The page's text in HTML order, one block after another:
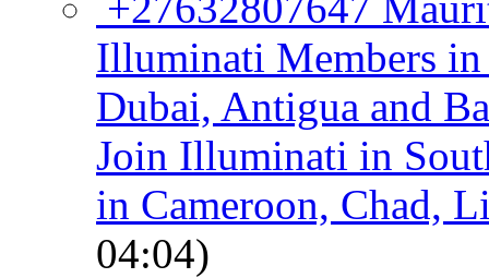
Illuminati Members
Dubai, Antigua and
Join Illuminati in
in Cameroon, Chad,
04:04)